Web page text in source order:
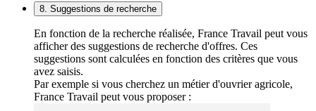
8. Suggestions de recherche
En fonction de la recherche réalisée, France Travail peut vous
afficher des suggestions de recherche d'offres. Ces
suggestions sont calculées en fonction des critères que vous
avez saisis.
Par exemple si vous cherchez un métier d'ouvrier agricole,
France Travail peut vous proposer :